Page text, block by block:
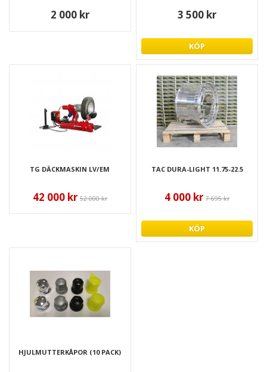
2 000 kr 3 500 kr
KÖP
TG DÄCKMASKIN LV/EM
42 000 kr 52 000 kr
TAC DURA-LIGHT 11.75-22.5
4 000 kr 7 695 kr
KÖP
HJULMUTTERKÅPOR (10 PACK)